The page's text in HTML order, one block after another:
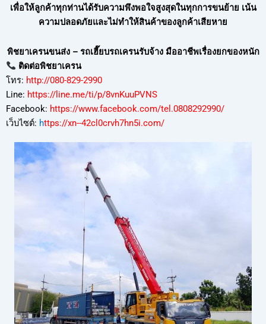
เพื่อให้ลูกค้าทุกท่านได้รับความพึงพอใจสูงสุดในทุกการขนย้าย เน้น
ความปลอดภัยและไม่ทำให้สินค้าของลูกค้าเสียหาย
พิชยาเครนขนส่ง – รถเฮี๊ยบรถเครนรับจ้าง มืออาชีพเรื่องยกของหนัก
ติดต่อพิชยาเครน
โทร: http://080-829-2990
Line: https://line.me/ti/p/8vnKuuPVNS
Facebook: https://www.facebook.com/tel.0808292990/
เว็บไซต์: https://xn--42cl0crvh7hn5i.com/